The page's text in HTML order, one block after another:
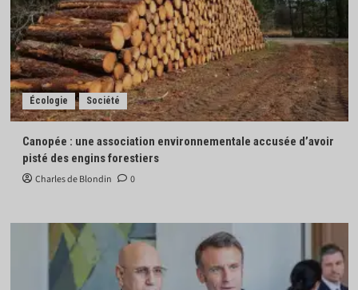
Écologie Société
Canopée : une association environnementale accusée d’avoir
pisté des engins forestiers
Charles de Blondin 0